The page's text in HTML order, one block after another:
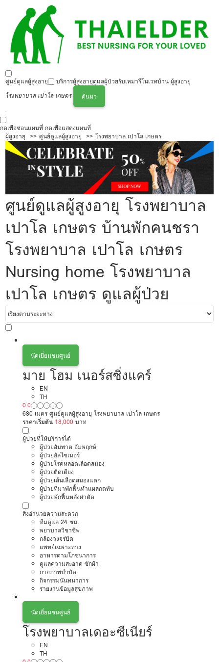
ศูนย์ดูแลผู้สูงอายุ บริการผู้สูงอายุดูแลผู้ป่วยรับเหมารีโนเวทบ้าน ผู้สูงอายุ
โรงพยาบาล เปาโล เกษตร
ค้นหา
กดเพื่อซ่อนแผนที่ กดเพื่อแสดงแผนที่
ผู้สูงอายุ
ศูนย์ดูแลผู้สูงอายุ โรงพยาบาล เปาโล เกษตร
ศูนย์ดูแลผู้สูงอายุ โรงพยาบาล
เปาโล เกษตร บ้านพักคนชรา
โรงพยาบาล เปาโล เกษตร
Nursing home โรงพยาบาล
เปาโล เกษตร ดูแลผู้ป่วย
นัดเยี่ยมชมศูนย์
มาย โฮม เนอร์สซิ่งแคร์
EN
TH
0.0
680 เมตร ศูนย์ดูแลผู้สูงอายุ โรงพยาบาล เปาโล เกษตร
ราคาเริ่มต้น 18,000 บาท
ผู้ป่วยที่ให้บริการได้
ผู้ป่วยอัมพาต อัมพฤกษ์
ผู้ป่วยอัลไซเมอร์
ผู้ป่วยโรคหลอดเลือดสมอง
ผู้ป่วยติดเตียง
ผู้ป่วยเส้นเลือดสมองแตก
ผู้ป่วยที่มาพักฟื้นทำแผลกดทับ
ผู้ป่วยพักฟื้นหลังผ่าตัด
สิ่งอำนวยความสะดวก
ทีมดูแล 24 ชม.
พยาบาลวิชาชีพ
กล้องวงจรปิด
แพทย์เฉพาะทาง
อาหารตามโภชนาการ
ดูแลความสะอาด ซักผ้า
กายภาพบำบัด
กิจกรรมนันทนาการ
รายงานข้อมูลสุขภาพ
นัดเยี่ยมชมศูนย์
โรงพยาบาลเดอะซีเนียร์
EN
TH